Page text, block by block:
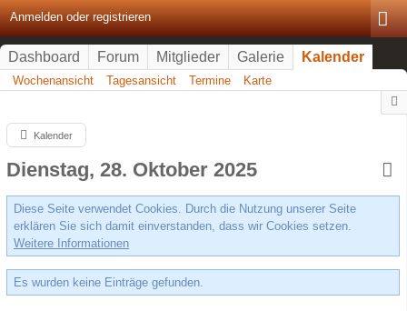
Anmelden oder registrieren
Dashboard Forum Mitglieder Galerie Kalender
Wochenansicht Tagesansicht Termine Karte
Kalender
Dienstag, 28. Oktober 2025
Diese Seite verwendet Cookies. Durch die Nutzung unserer Seite
erklären Sie sich damit einverstanden, dass wir Cookies setzen.
Weitere Informationen
Es wurden keine Einträge gefunden.